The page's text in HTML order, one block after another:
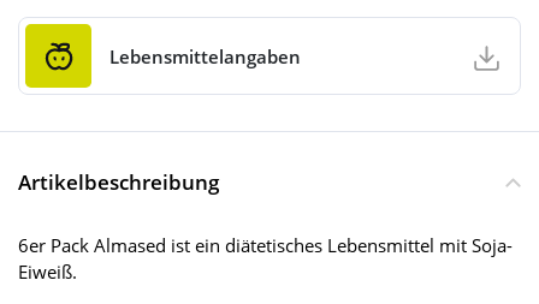
Lebensmittelangaben
Artikelbeschreibung
6er Pack Almased ist ein diätetisches Lebensmittel mit Soja-
Eiweiß.